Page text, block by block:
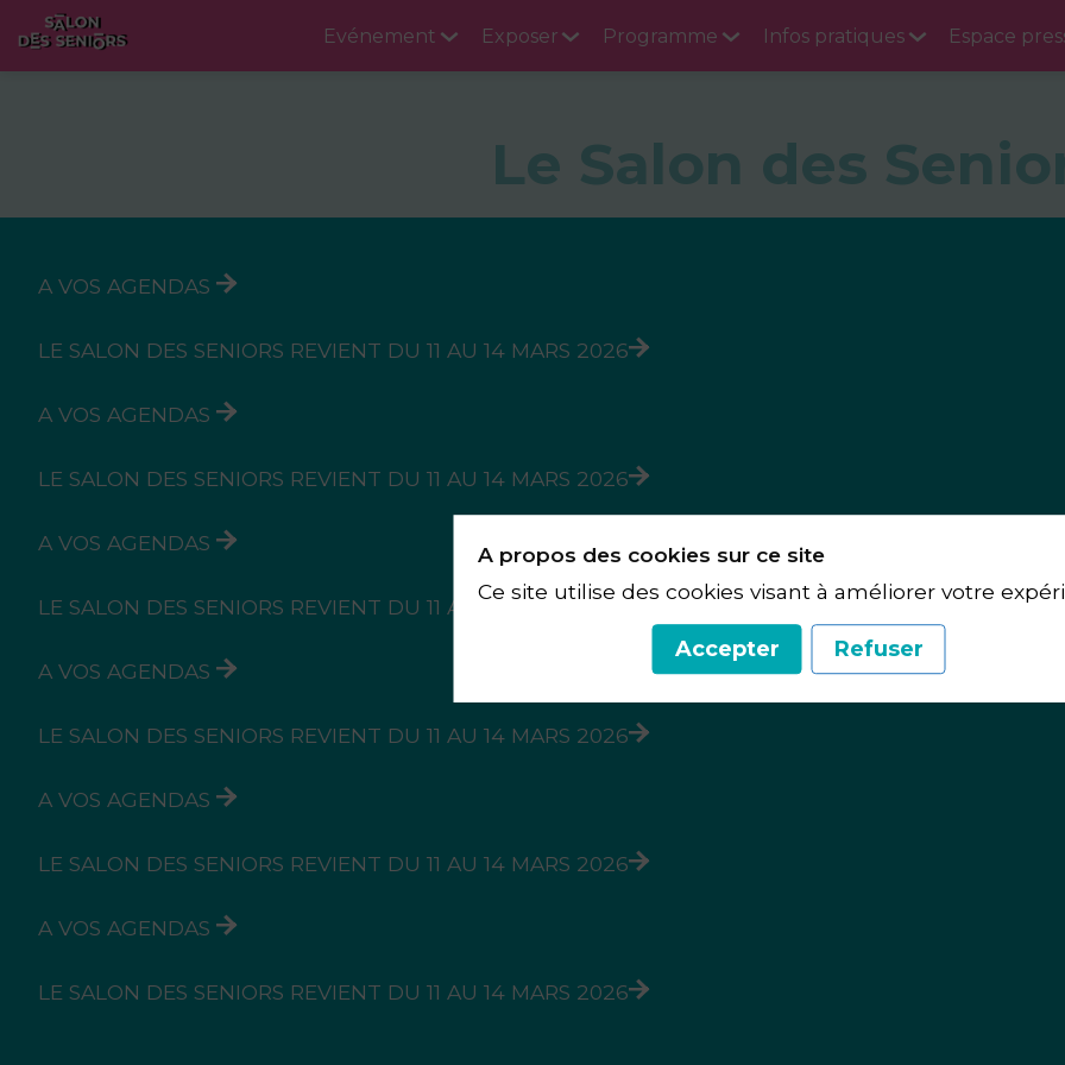
Evénement Exposer Programme Infos pratiques Espace
Le Salon des
A VOS AGENDAS
LE SALON DES SENIORS REVIENT DU 11 AU 14 MARS 2026
A VOS AGENDAS
LE SALON DES SENIORS REVIENT DU 11 AU 14 MARS 2026
A VOS AGENDAS
LE SALON DES SENIORS REVIENT DU 11 AU 14 MARS 2026
A VOS AGENDAS
LE SALON DES SENIORS REVIENT DU 11 AU 14 MARS 2026
A VOS AGENDAS
LE SALON DES SENIORS REVIENT DU 11 AU 14 MARS 2026
A VOS AGENDAS
LE SALON DES SENIORS REVIENT DU 11 AU 14 MARS 2026
A propos des cookies sur ce site
Ce site utilise des cookies visant à améliorer votre
Accepter Refuser